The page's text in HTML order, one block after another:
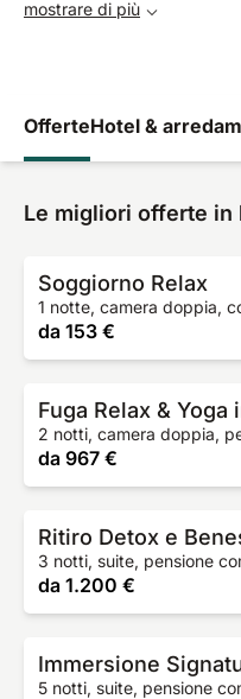
mostrare di più
OfferteHotel &
Le migliori offerte in
Soggiorno Relax
1 notte, camera doppia,
da 153 €
Fuga Relax & Yoga
2 notti, camera doppia,
da 967 €
Ritiro Detox e
3 notti, suite, pensione
da 1.200 €
Immersione
5 notti, suite, pensione